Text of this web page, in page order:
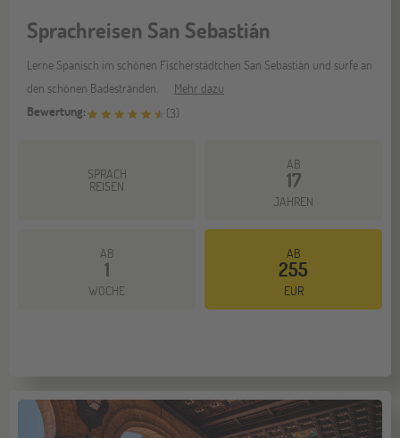
Sprachreisen San Sebastián
Lerne Spanisch im schönen Fischerstädtchen San Sebastián und surfe an
den schönen Badestränden.
Mehr dazu
Bewertung:
(3)
SPRACH
REISEN
AB
17
JAHREN
AB
1
WOCHE
AB
255
EUR